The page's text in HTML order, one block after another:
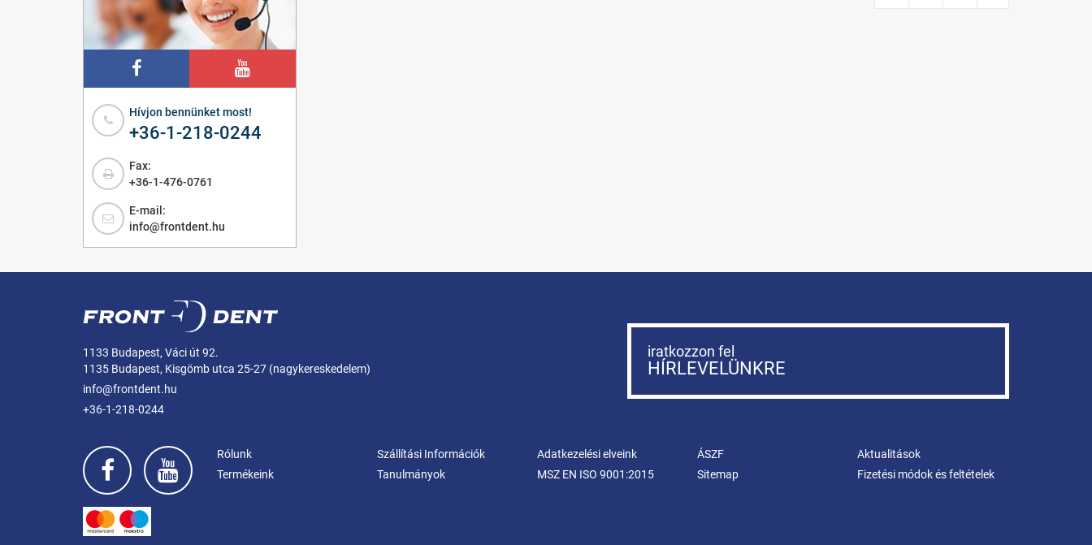
Hívjon bennünket most!
+36-1-218-0244
Fax:
+36-1-476-0761
E-mail:
info@frontdent.hu
1133 Budapest, Váci út 92.
1135 Budapest, Kisgömb utca 25-27 (nagykereskedelem)
info@frontdent.hu
+36-1-218-0244
iratkozzon fel
HÍRLEVELÜNKRE
Rólunk Szállítási Információk Adatkezelési elveink ÁSZF
Aktualitások
Termékeink
Tanulmányok MSZ EN ISO 9001:2015 Sitemap Fizetési módok és feltételek